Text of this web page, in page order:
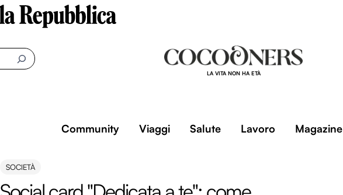
LA VITA NON HA ETÀ
Community Viaggi Salute Lavoro Magazine
SOCIETÀ